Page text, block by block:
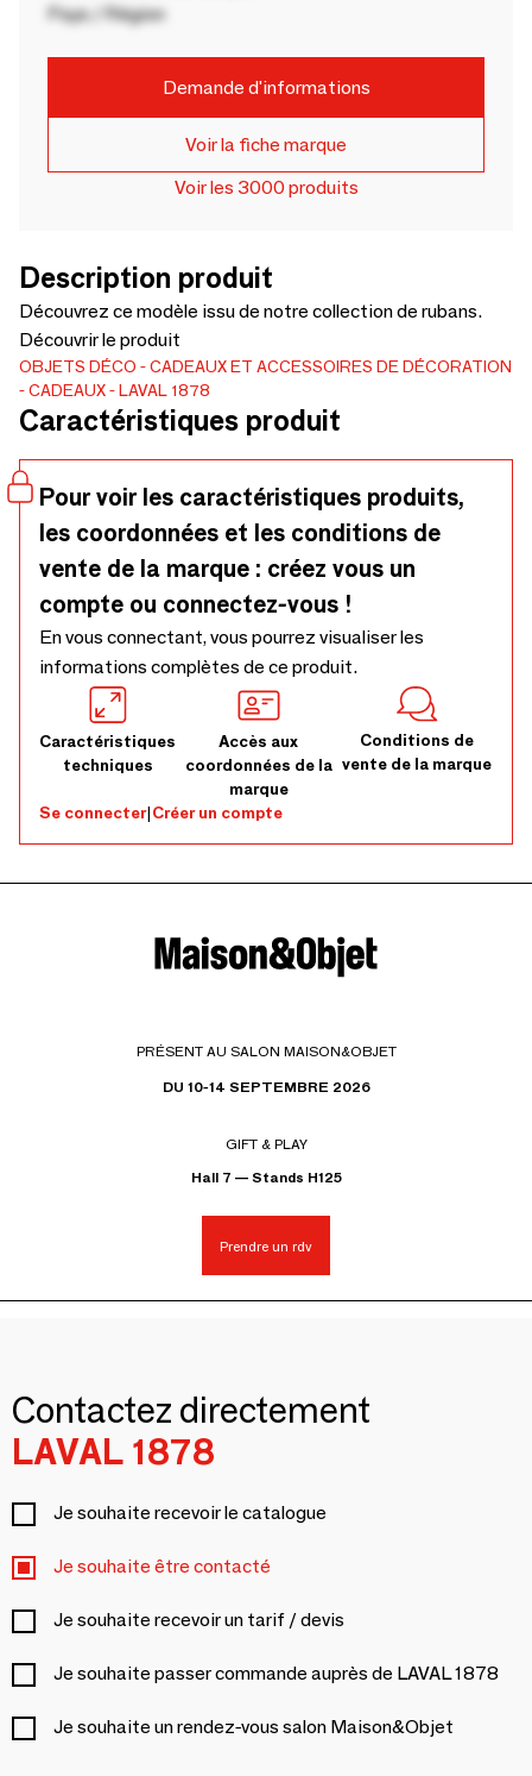
Pays / Région
Demande d'informations
Voir la fiche marque
Voir les 3000 produits
Description produit
Découvrez ce modèle issu de notre collection de rubans.
Découvrir le produit
OBJETS DÉCO
CADEAUX ET ACCESSOIRES DE DÉCORATION
CADEAUX
LAVAL 1878
Caractéristiques produit
Pour voir les caractéristiques produits,
les coordonnées et les conditions de
vente de la marque : créez vous un
compte ou connectez-vous !
En vous connectant, vous pourrez visualiser les
informations complètes de ce produit.
Caractéristiques
techniques
Accès aux
coordonnées de la
marque
Conditions de
vente de la marque
Se connecter|Créer un compte
PRÉSENT AU SALON MAISON&OBJET
DU 10-14 SEPTEMBRE 2026
GIFT & PLAY
Hall 7 — Stands H125
Prendre un rdv
Contactez directement
LAVAL 1878
Je souhaite recevoir le catalogue
Je souhaite être contacté
Je souhaite recevoir un tarif / devis
Je souhaite passer commande auprès de LAVAL 1878
Je souhaite un rendez-vous salon Maison&Objet